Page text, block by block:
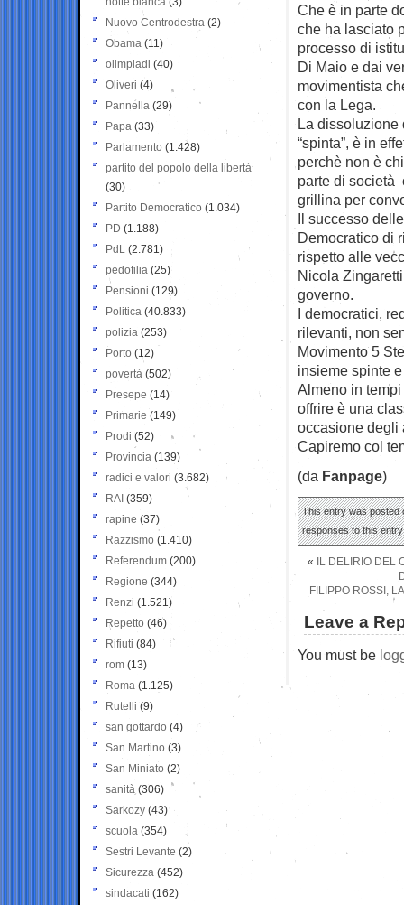
Che è in parte
che ha lasciato
processo di
Di Maio e dai
movimentista
con la Lega.
La dissoluzione
“spinta”, è in
perchè non è
parte di società
grillina per
Il successo
Democratico di
rispetto alle
Nicola
governo.
I democratici,
rilevanti, non
Movimento 5
insieme spinte
Almeno in
offrire è una
occasione degli
Capiremo col
(da Fanpage)
This entry was posted
responses to this
«
IL DELIRIO DEL
FILIPPO ROSSI,
Leave a
You must be
Nuovo Centrodestra (2)
Obama (11)
olimpiadi (40)
Oliveri (4)
Pannella (29)
Papa (33)
Parlamento (1.428)
partito del popolo della libertà
(30)
Partito Democratico (1.034)
PD (1.188)
PdL (2.781)
pedofilia (25)
Pensioni (129)
Politica (40.833)
polizia (253)
Porto (12)
povertà (502)
Presepe (14)
Primarie (149)
Prodi (52)
Provincia (139)
radici e valori (3.682)
RAI (359)
rapine (37)
Razzismo (1.410)
Referendum (200)
Regione (344)
Renzi (1.521)
Repetto (46)
Rifiuti (84)
rom (13)
Roma (1.125)
Rutelli (9)
san gottardo (4)
San Martino (3)
San Miniato (2)
sanità (306)
Sarkozy (43)
scuola (354)
Sestri Levante (2)
Sicurezza (452)
sindacati (162)